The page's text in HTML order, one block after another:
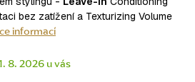
bez zatížení a Texturizing Volume
informací
8. 2026